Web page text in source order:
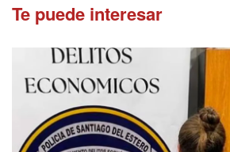
Te puede interesar